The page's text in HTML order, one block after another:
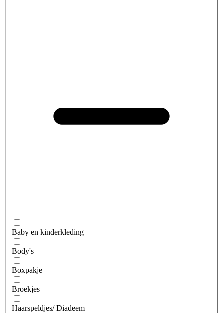
Baby en kinderkleding
Body's
Boxpakje
Broekjes
Haarspeldjes/ Diadeem